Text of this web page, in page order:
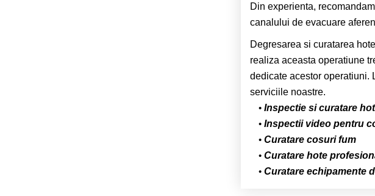
Din experienta,
canalului de evacuare
Degresarea si curatarea
realiza aceasta operatiune
dedicate acestor operatiuni.
serviciile noastre.
Inspectie si curatare
Inspectii video pentru
Curatare cosuri fum
Curatare hote
Curatare echipamente